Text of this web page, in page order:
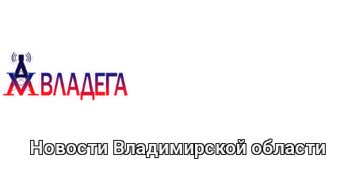
содержимому
Новости Владимирской области